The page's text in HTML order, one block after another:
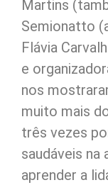
Martins
Semionatto
Flávia
e
nos
muito mais
três vezes
saudáveis na
aprender a